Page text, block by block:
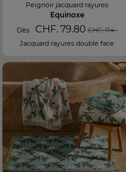
FR
BE
Peignoir jacquard rayures
Equinoxe
Dès CHF. 79.80 CHF. 114.-
Jacquard rayures double face